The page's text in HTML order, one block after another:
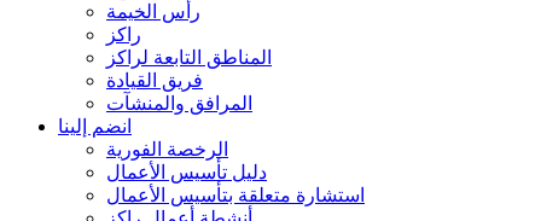
رأس الخيمة
راكز
المناطق التابعة لراكز
فريق القيادة
المرافق والمنشآت
انضم إلينا
الرخصة الفورية
دليل تأسيس الأعمال
استشارة متعلقة بتأسيس الأعمال